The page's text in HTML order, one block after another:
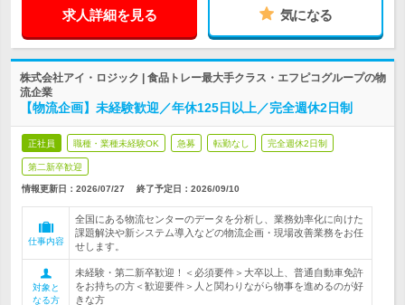
求人詳細を見る 気になる
株式会社アイ・ロジック | 食品トレー最大手クラス・エフピコグループの物
流企業
【物流企画】未経験歓迎／年休125日以上／完全週休2日制
正社員 職種・業種未経験OK 急募 転勤なし 完全週休2日制
第二新卒歓迎
情報更新日：2026/07/27 終了予定日： 2026/09/10
仕事内容
全国にある物流センターのデータを分析し、業務効率化に向けた
課題解決や新システム導入などの物流企画・現場改善業務をお任
せします。
対象と
なる方
未経験・第二新卒歓迎！＜必須要件＞大卒以上、普通自動車免許
をお持ちの方＜歓迎要件＞人と関わりながら物事を進めるのが好
きな方